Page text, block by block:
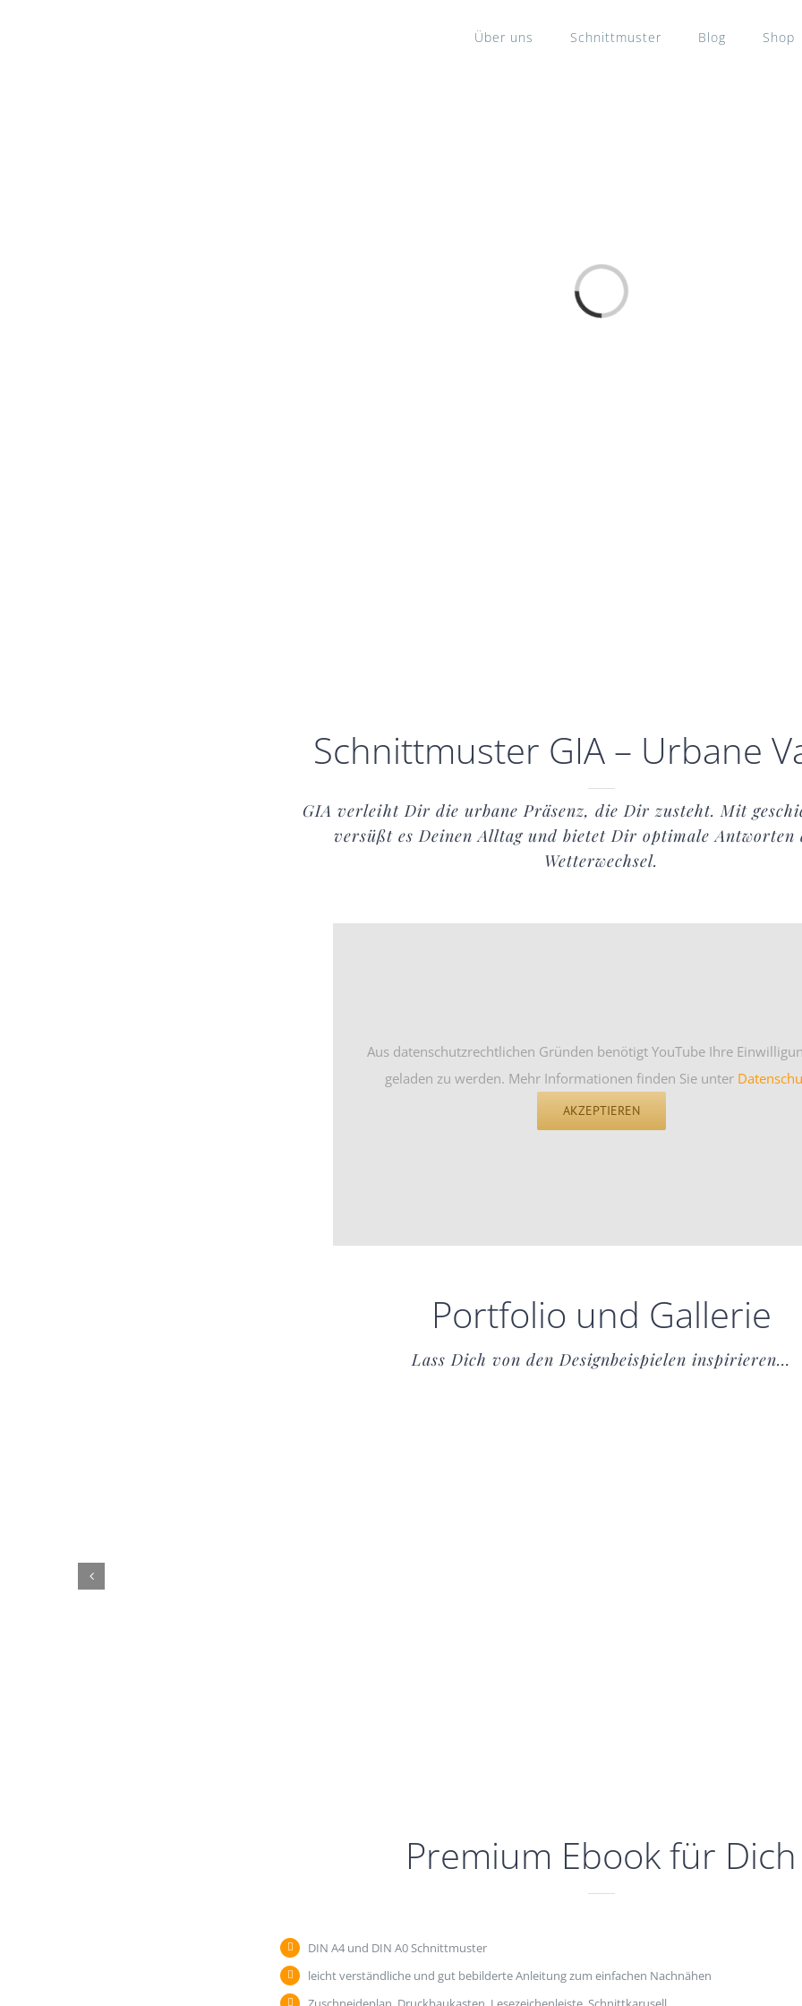
Über uns Schnittmuster Blog Shop
Laden...
Schnittmuster GIA – Urbane
GIA verleiht Dir die urbane Präsenz, die Dir zusteht. Mit
versüßt es Deinen Alltag und bietet Dir optimale Antworten
Wetterwechsel.
Aus datenschutzrechtlichen Gründen benötigt YouTube Ihre
geladen zu werden. Mehr Informationen finden Sie unter
AKZEPTIEREN
Portfolio und Gallerie
Lass Dich von den Designbeispielen inspirieren…
Premium Ebook für Dich
DIN A4 und DIN A0 Schnittmuster
leicht verständliche und gut bebilderte Anleitung zum einfachen Nachnähen